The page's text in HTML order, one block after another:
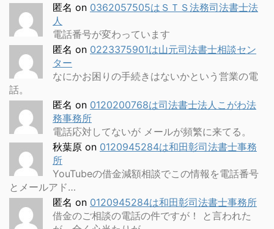
匿名 on 0362057505はＳＴＳ法務司法書士法
人
電話番号が変わっています
匿名 on 0223375901は山元司法書士相談セン
ター
なにかお困りの手続きはないかという営業の電
話。
匿名 on 0120200768は司法書士法人こがわ法
務事務所
電話応対してないが メールが頻繁に来てる。
秋葉原 on 0120945284は和田彰司法書士事務
所
YouTubeの借金減額相談でこの情報を電話番号
とメールアド…
匿名 on 0120945284は和田彰司法書士事務所
借金のご相談の電話の件ですが！ と言われた